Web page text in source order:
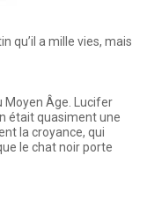
qu’il a mille vies, mais
Moyen Âge. Lucifer
était quasiment une
la croyance, qui
le chat noir porte